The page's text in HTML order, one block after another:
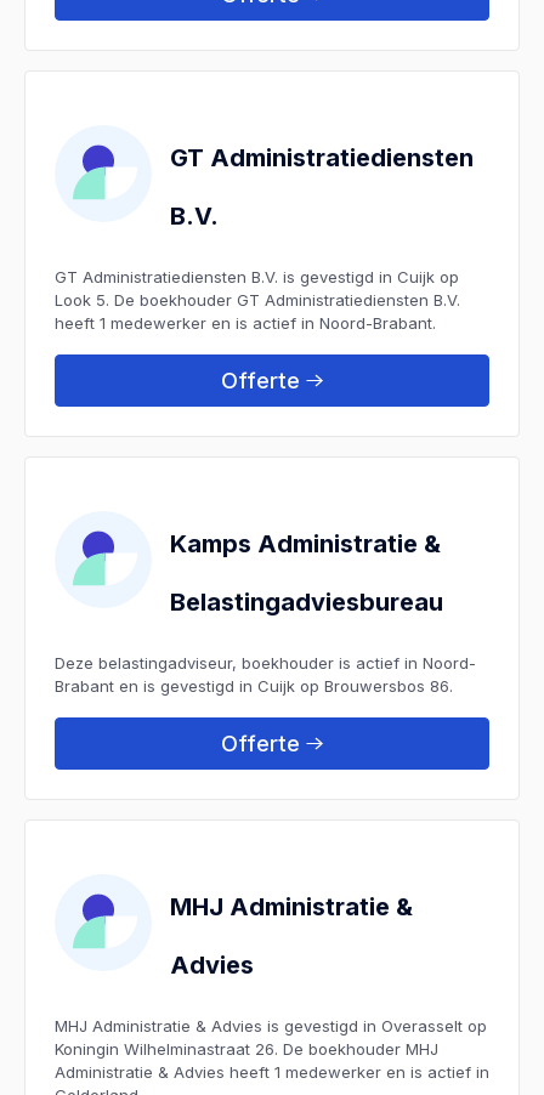
GT Administratiediensten
B.V.
GT Administratiediensten B.V. is gevestigd in Cuijk op
Look 5. De boekhouder GT Administratiediensten B.V.
heeft 1 medewerker en is actief in Noord-Brabant.
Offerte
Kamps Administratie &
Belastingadviesbureau
Deze belastingadviseur, boekhouder is actief in Noord-
Brabant en is gevestigd in Cuijk op Brouwersbos 86.
Offerte
MHJ Administratie &
Advies
MHJ Administratie & Advies is gevestigd in Overasselt op
Koningin Wilhelminastraat 26. De boekhouder MHJ
Administratie & Advies heeft 1 medewerker en is actief in